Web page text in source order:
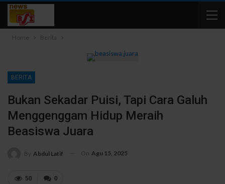
Home Berita
BERITA
Bukan Sekadar Puisi, Tapi Cara Galuh
Menggenggam Hidup Meraih
Beasiswa Juara
By Abdul Latif On Agu 15, 2025
0
50